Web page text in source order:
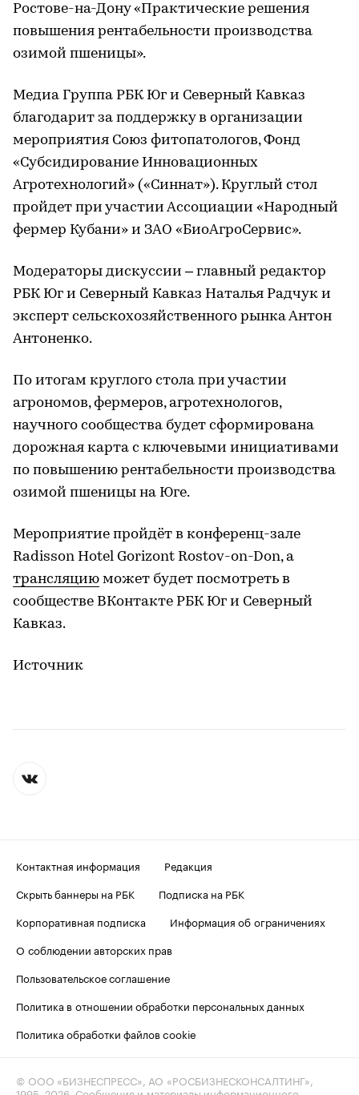
Ростове-на-Дону «Практические решения
повышения рентабельности производства
озимой пшеницы».
Медиа Группа РБК Юг и Северный Кавказ
благодарит за поддержку в организации
мероприятия Союз фитопатологов, Фонд
«Субсидирование Инновационных
Агротехнологий» («Синнат»). Круглый стол
пройдет при участии Ассоциации «Народный
фермер Кубани» и ЗАО «БиоАгроСервис».
Модераторы дискуссии – главный редактор
РБК Юг и Северный Кавказ Наталья Радчук и
эксперт сельскохозяйственного рынка Антон
Антоненко.
По итогам круглого стола при участии
агрономов, фермеров, агротехнологов,
научного сообщества будет сформирована
дорожная карта с ключевыми инициативами
по повышению рентабельности производства
озимой пшеницы на Юге.
Мероприятие пройдёт в конференц-зале
Radisson Hotel Gorizont Rostov-on-Don, а
трансляцию может будет посмотреть в
сообществе ВКонтакте РБК Юг и Северный
Кавказ.
Источник
Контактная информация
Редакция
Скрыть баннеры на РБК
Подписка на РБК
Корпоративная подписка
Информация об ограничениях
О соблюдении авторских прав
Пользовательское соглашение
Политика в отношении обработки персональных данных
Политика обработки файлов cookie
© ООО «БИЗНЕСПРЕСС», АО «РОСБИЗНЕСКОНСАЛТИНГ»,